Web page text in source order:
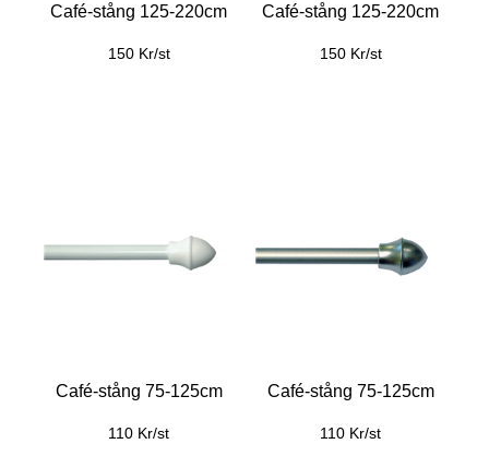
Café-stång 125-220cm
150 Kr/st
Café-stång 125-220cm
150 Kr/st
Café-stång 75-125cm
110 Kr/st
Café-stång 75-125cm
110 Kr/st